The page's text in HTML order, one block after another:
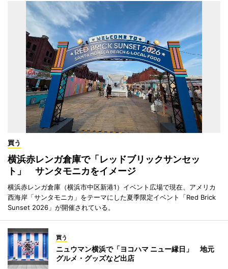
買う
横浜赤レンガ倉庫で「レッドブリックサンセッ
ト」 サンタモニカをイメージ
横浜赤レンガ倉庫（横浜市中区新港1）イベント広場で現在、アメリカ
西海岸「サンタモニカ」をテーマにした夏季限定イベント「Red Brick
Sunset 2026」が開催されている。
買う
ニュウマン横浜で「ヨコハマ ニュー縁日」 地元
グルメ・グッズなど出店